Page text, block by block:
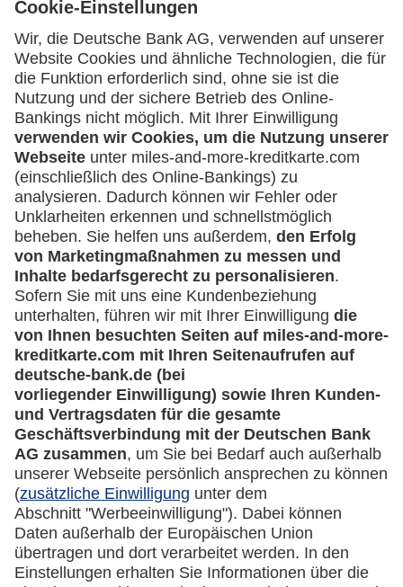
Service
Häufige Fragen
Downloadcenter
Kontakt
Mehr
Kreditkarten-Banking
miles-and-more.com
lufthansa.com
Rechtliches
Impressum
Datenschutz
Cookie Einstellungen